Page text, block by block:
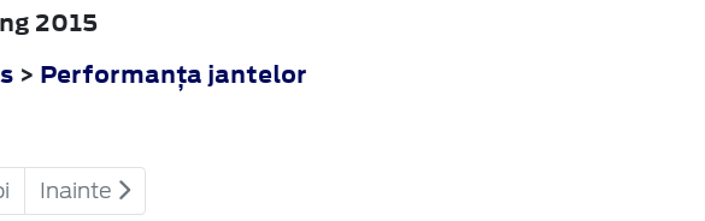
2015
> Performanţa jantelor
Inainte